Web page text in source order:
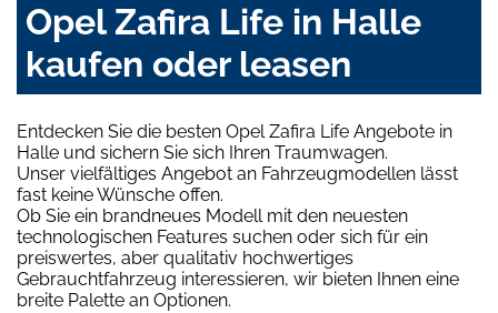
Opel Zafira Life in Halle
kaufen oder leasen
Entdecken Sie die besten Opel Zafira Life Angebote in
Halle und sichern Sie sich Ihren Traumwagen.
Unser vielfältiges Angebot an Fahrzeugmodellen lässt
fast keine Wünsche offen.
Ob Sie ein brandneues Modell mit den neuesten
technologischen Features suchen oder sich für ein
preiswertes, aber qualitativ hochwertiges
Gebrauchtfahrzeug interessieren, wir bieten Ihnen eine
breite Palette an Optionen.